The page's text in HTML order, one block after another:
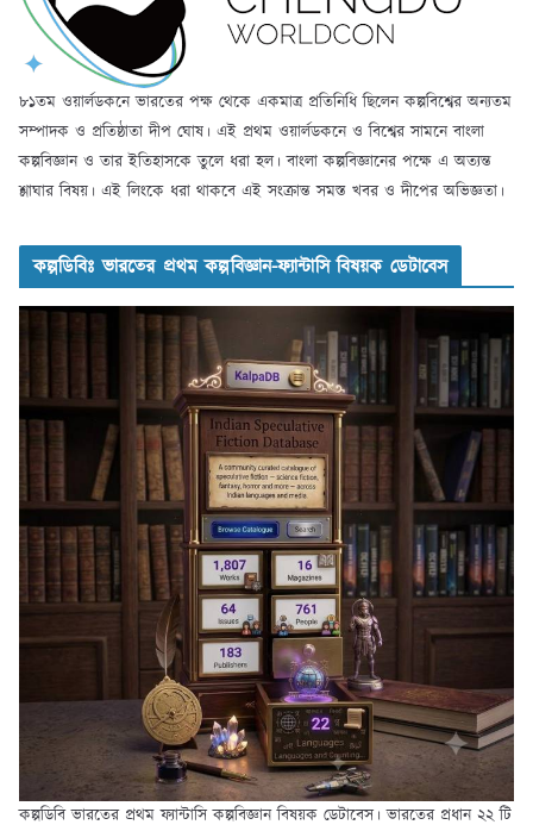
৮১তম ওয়ার্লডকনে ভারতের পক্ষ থেকে একমাত্র প্রতিনিধি ছিলেন কল্পবিশ্বের অন্যতম
সম্পাদক ও প্রতিষ্ঠাতা দীপ ঘোষ। এই প্রথম ওয়ার্লডকনে ও বিশ্বের সামনে বাংলা
কল্পবিজ্ঞান ও তার ইতিহাসকে তুলে ধরা হল। বাংলা কল্পবিজ্ঞানের পক্ষে এ অত্যন্ত
শ্লাঘার বিষয়। এই লিংকে ধরা থাকবে এই সংক্রান্ত সমস্ত খবর ও দীপের অভিজ্ঞতা।
কল্পডিবিঃ ভারতের প্রথম কল্পবিজ্ঞান-ফ্যান্টাসি বিষয়ক ডেটাবেস
কল্পডিবি ভারতের প্রথম ফ্যান্টাসি কল্পবিজ্ঞান বিষয়ক ডেটাবেস। ভারতের প্রধান ২২ টি